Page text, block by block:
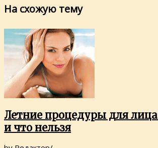
На схожую тему
Летние процедуры для
и что нельзя